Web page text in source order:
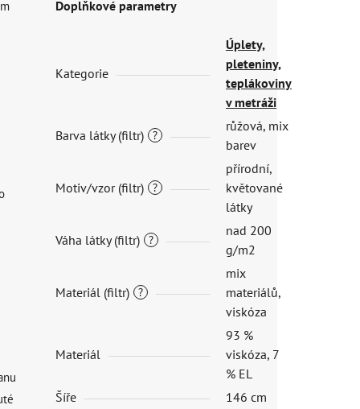
Doplňkové parametry
Kategorie
Úplety,
pleteniny,
teplákoviny
v metráži
?
Barva látky (filtr)
růžová, mix
barev
?
Motiv/vzor (filtr)
přírodní,
květované
látky
?
Váha látky (filtr)
nad 200
g/m2
?
Materiál (filtr)
mix
materiálů,
viskóza
Materiál
93 %
viskóza, 7
% EL
Šíře
146 cm